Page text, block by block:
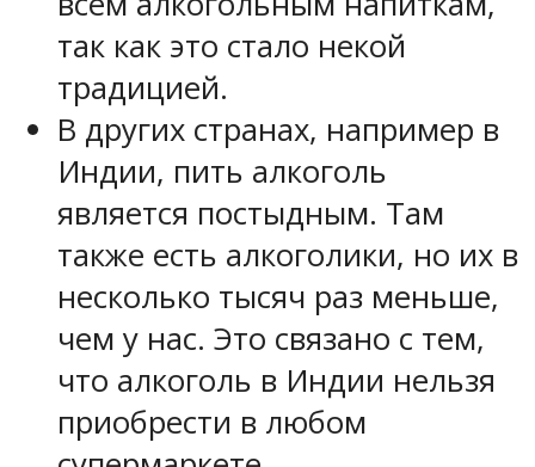
так как это стало некой
традицией.
В других странах, например в
Индии, пить алкоголь
является постыдным. Там
также есть алкоголики, но их в
несколько тысяч раз меньше,
чем у нас. Это связано с тем,
что алкоголь в Индии нельзя
приобрести в любом